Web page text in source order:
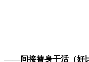
——间接替身干活（好